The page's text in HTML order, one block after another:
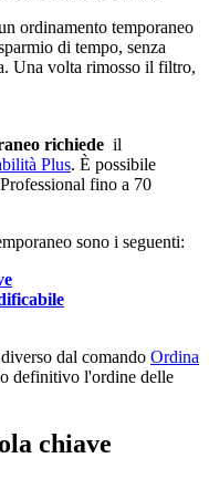
ordinamento temporaneo
di tempo, senza
Una volta rimosso il filtro,
richiede il
Plus. È possibile
fino a 70
sono i seguenti:
dal comando Ordina
definitivo l'ordine delle
chiave